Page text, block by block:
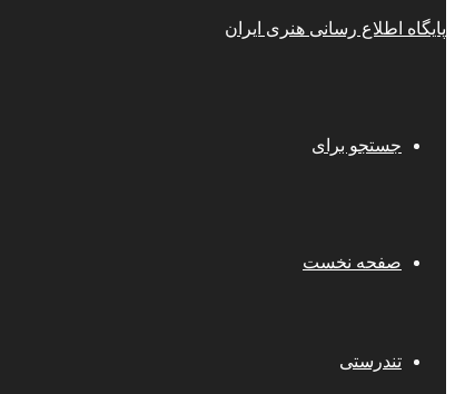
پایگاه اطلاع رسانی هنری ایران
جستجو برای
صفحه نخست
تندرستی